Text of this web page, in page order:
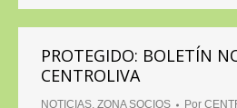
PROTEGIDO: BOLETÍN
CENTROLIVA
NOTICIAS, ZONA SOCIOS Por